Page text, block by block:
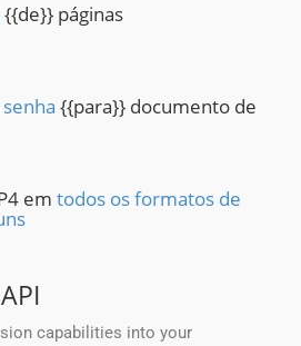
{{de}} páginas
{{para}} documento de
em todos os formatos de
capabilities into your